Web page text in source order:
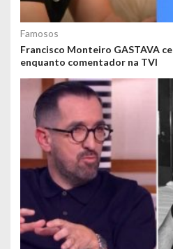
Famosos
Francisco Monteiro GASTAVA
enquanto comentador na TVI